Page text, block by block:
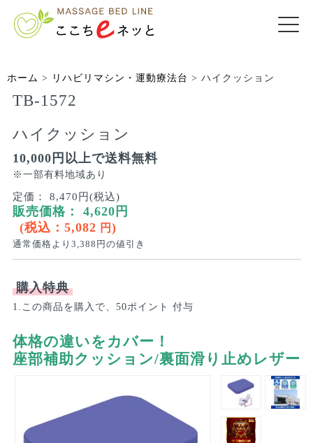
ホーム > リハビリマシン・運動療法台 > ハイクッション
TB-1572
ハイクッション
10,000円以上で送料無料
※一部有料地域あり
定価：
8,470円(税込)
販売価格： 4,620 円
(税込： 5,082 円 )
通常価格より 3,388 円の値引き
購入特典
1.この商品を購入で、50ポイント 付与
体格の違いをカバー！
座部補助クッション/裏面滑り止めレザー